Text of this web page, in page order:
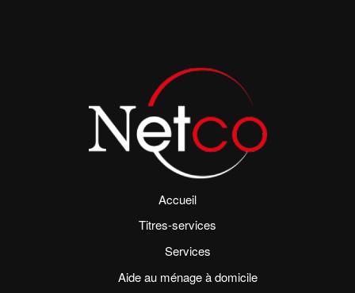
Accueil
Titres-services
Services
Aide au ménage à domicile